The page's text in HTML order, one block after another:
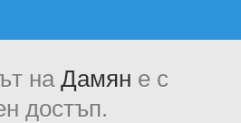
на Дамян е с
достъп.